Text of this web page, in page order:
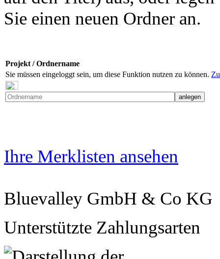
Sie einen neuen Ordner an.
Projekt / Ordnername
Sie müssen eingeloggt sein, um diese Funktion nutzen zu können.
Ihre Merklisten ansehen
Bluevalley GmbH & Co KG
Unterstützte Zahlungsarten